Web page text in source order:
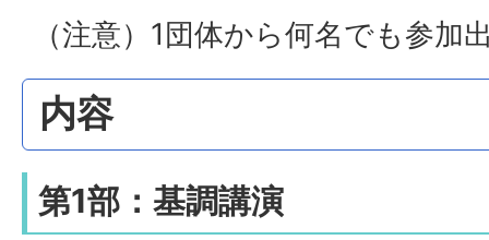
（注意）1団体から何名でも参加
内容
第1部：基調講演